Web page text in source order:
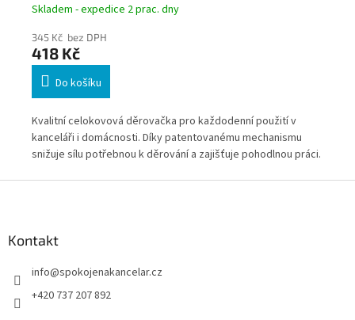
Skladem - expedice 2 prac. dny
345 Kč bez DPH
418 Kč
Do košíku
Kvalitní celokovová děrovačka pro každodenní použití v
kanceláři i domácnosti. Díky patentovanému mechanismu
snižuje sílu potřebnou k děrování a zajišťuje pohodlnou práci.
Kontakt
info@spokojenakancelar.cz
+420 737 207 892